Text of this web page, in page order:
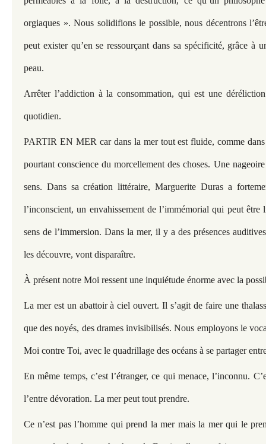
orgiaques ». Nous solidifions le possible, nous décentrons
peut exister qu’en se ressourçant dans sa spécificité, grâce à
peau.
Arrêter l’addiction à la consommation, qui est une
quotidien.
PARTIR EN MER car dans la mer tout est fluide, comme
pourtant conscience du morcellement des choses. Une
sens. Dans sa création littéraire, Marguerite Duras a
l’inconscient, un envahissement de l’immémorial qui peut être
sens de l’immersion. Dans la mer, il y a des présences
les découvre, vont disparaître.
À présent notre Moi ressent une inquiétude énorme avec la
La mer est un abattoir à ciel ouvert. Il s’agit de faire une
que des noyés, des drames invisibilisés. Nous employons le
Moi contre Toi, avec le quadrillage des océans à se partager
En même temps, c’est l’étranger, ce qui menace, l’inconnu.
l’entre dévoration. La mer peut tout prendre.
Ce n’est pas l’homme qui prend la mer mais la mer qui le